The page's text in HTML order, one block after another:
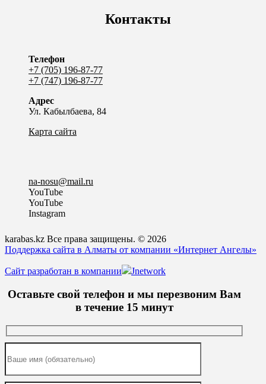
Контакты
Телефон
+7 (705) 196-87-77
+7 (747) 196-87-77
Адрес
Ул. Кабылбаева, 84
Карта сайта
na-nosu@mail.ru
YouTube
YouTube
Instagram
karabas.kz Все права защищены. © 2026
Поддержка сайта в Алматы от компании «Интернет Ангелы»
Сайт разработан в компании Jnetwork
Оставьте свой телефон и мы перезвоним Вам
в течение 15 минут